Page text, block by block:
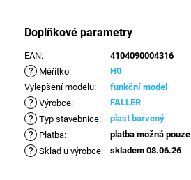
Doplňkové parametry
EAN: 4104090004316
? Měřítko:
H0
Vylepšení modelu: funkční model
? Výrobce: FALLER
? Typ stavebnice: plast barvený
? Platba: platba možná
? Sklad u výrobce: skladem 08.06.26